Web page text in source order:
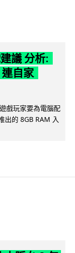
議 分析:
自家
戲玩家要為電腦配
出的 8GB RAM 入